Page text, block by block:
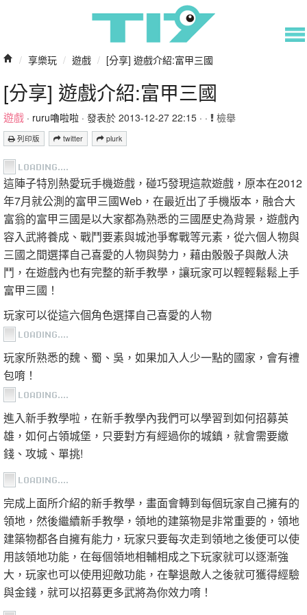
/ 享樂玩 / 遊戲 / [分享] 遊戲介紹:富甲三國
[分享] 遊戲介紹:富甲三國
遊戲 · ruru嚕啦啦 · 發表於 2013-12-27 22:15 · · 檢舉
列印版 twitter plurk
這陣子特別熱愛玩手機遊戲，碰巧發現這款遊戲，原本在2012
年7月就公測的富甲三國Web，在最近出了手機版本，融合大
富翁的富甲三國是以大家都為熟悉的三國歷史為背景，遊戲內
容入武將養成、戰鬥要素與城池爭奪戰等元素，從六個人物與
三國之間選擇自己喜愛的人物與勢力，藉由骰骰子與敵人決
鬥，在遊戲內也有完整的新手教學，讓玩家可以輕輕鬆鬆上手
富甲三國！
玩家可以從這六個角色選擇自己喜愛的人物
玩家所熟悉的魏、蜀、吳，如果加入人少一點的國家，會有禮
包唷！
進入新手教學啦，在新手教學內我們可以學習到如何招募英
雄，如何占領城堡，只要對方有經過你的城鎮，就會需要繳
錢、攻城、單挑!
完成上面所介紹的新手教學，畫面會轉到每個玩家自己擁有的
領地，然後繼續新手教學，領地的建築物是非常重要的，領地
建築物都各自擁有能力，玩家只要每次走到領地之後便可以使
用該領地功能，在每個領地相輔相成之下玩家就可以逐漸強
大，玩家也可以使用迎敵功能，在擊退敵人之後就可獲得經驗
與金錢，就可以招募更多武將為你效力唷！